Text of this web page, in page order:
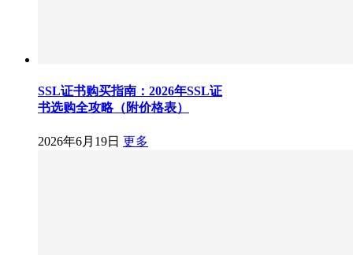
SSL证书购买指南：2026年SSL证
书选购全攻略（附价格表）
2026年6月19日 更多